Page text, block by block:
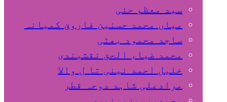
سید معظم حئی
میاں محمد حسنین فاروق کمیانہ
ساجد محمود بھٹی
محمد ضیاء الحق نقشبندی
خلیل احمد نینی تا ل والا
مرادعلی شاہد دوحہ قطر